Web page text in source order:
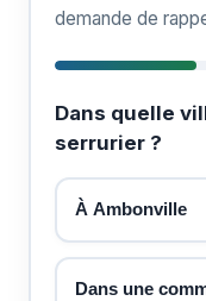
demande de
Dans quelle
serrurier ?
À Ambonville
Dans une